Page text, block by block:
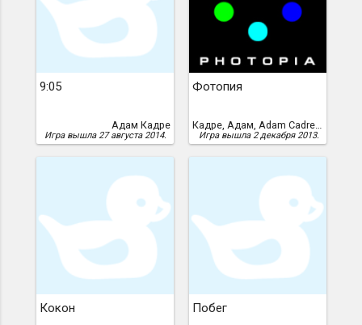
9:05
Адам Кадре
Игра вышла 27 августа 2014.
Фотопия
Кадре, Адам, Adam Cadre, 1998 год /перевод Вячеслава Добранова, 2013 г./
Игра вышла 2 декабря 2013.
Кокон Побег